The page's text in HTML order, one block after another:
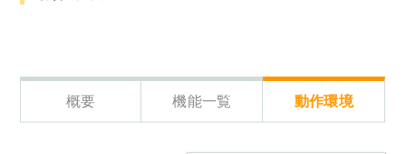
概要 機能一覧 動作環境